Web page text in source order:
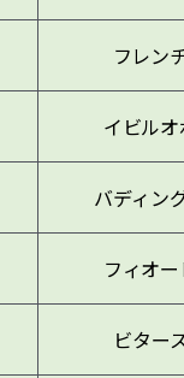
フレン
イビル
バディン
フィオ
ビター